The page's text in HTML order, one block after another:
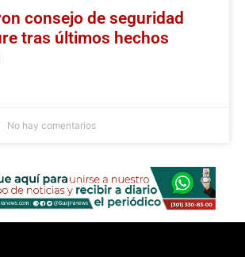
consejo de seguridad
tras últimos hechos
No hay comentarios